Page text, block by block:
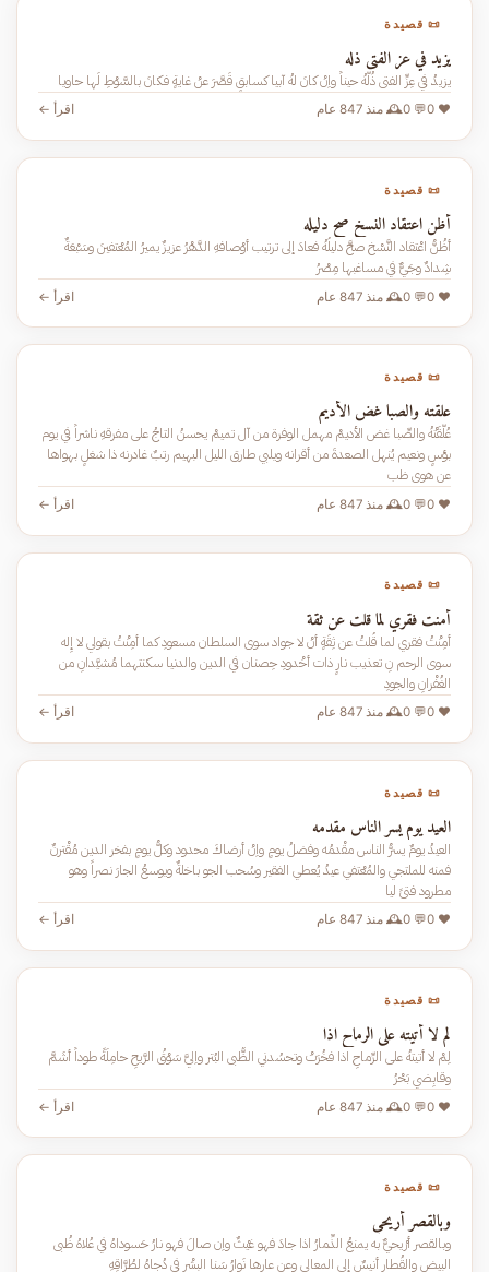
📜 قصيدة
يزيد في عز الفتى ذله
يزيدُ في عِزِّ الفتى ذُلُّهُ حيناً واِنْ كانَ لهُ آبيا كسابقٍ قَصَّرَ عنْ غايةٍ فكانَ بالسَّوْطِ لَها حاويا
❤️ 0
💬 0 🕰️ منذ 847 عام اقرأ ←
📜 قصيدة
أظن اعتقاد النسخ صح دليله
أظُنُّ اعْتقاد النَّسْخ صحَّ دليلُهُ فعادَ إلى ترتيب أوْصافهِ الدَّهْرُ عزيزٌ يميرُ المُعْتفينَ وسَبْعَةٌ
شِدادٌ وجَيٌّ في مساغبها مِصْرُ
❤️ 0
💬 0 🕰️ منذ 847 عام اقرأ ←
📜 قصيدة
علقته والصبا غض الأديم
عُلَّقَتْهُ والصِّبا غض الأديمْ مهمل الوفرة من آل تميمْ يحسنُ التاجُ على مفرقهِ ناشراً في يوم
بؤسٍ ونعيم يُنهل الصعدةَ من أقرانه ويلبي طارق الليل البهيم رتبٌ غادرنه ذا شغلٍ بهواها
عن هوى ظب
❤️ 0
💬 0 🕰️ منذ 847 عام اقرأ ←
📜 قصيدة
أمنت فقري لما قلت عن ثقة
أمِنْتُ فقري لما قُلتُ عن ثِقَةٍ أنْ لا جواد سوى السلطان مسعودِ كما أمِنْتُ بقولي لا إِله
سوى الرحم نِ تعذيب نارٍ ذات أخْدودِ حِصنان في الدين والدنيا سكنتهما مُشيَّدانِ من
الغُفْرانِ والجودِ
❤️ 0
💬 0 🕰️ منذ 847 عام اقرأ ←
📜 قصيدة
العيد يوم يسر الناس مقدمه
العيدُ يومٌ يسرُّ الناس مقْدمُه وفضلُ يومٍ واِنْ أرضاكَ محدود وكلُّ يومٍ بفخر الدين مُقْترنٌ
فمنه للملتجي والمُعْتفي عيدُ يُعطي الفقير وسُحب الجو باخلةٌ ويوسعُ الجارَ نصراً وهو
مطرود فتىً ليا
❤️ 0
💬 0 🕰️ منذ 847 عام اقرأ ←
📜 قصيدة
لم لا أتيته على الرماح اذا
لِمْ لا أتيتهُ على الرِّماحِ اذا فخُرَتْ وتحسُدني الظُّبى البُتر واِليَّ سَوْقُ الرَّيحِ حامِلَةً طوداً أشَمَّ
وقابِضي بَحْرُ
❤️ 0
💬 0 🕰️ منذ 847 عام اقرأ ←
📜 قصيدة
وبالقصر أريحي
وبالقصر أرْيحيٌّ به يمنعُ الذِّمارُ اذا جادَ فهو غيْثٌ واِن صالَ فهو نارُ حَسوداهُ في عُلاهُ ظُبى
البيض والقُطار أنيسٌ إِلى المعالي وعن عارِها نَوارُ سَنا البِشْرِ في دُجاهُ لطُرَّاقِهِ